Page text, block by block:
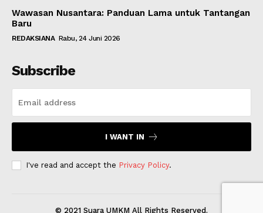
Wawasan Nusantara: Panduan Lama untuk Tantangan
Baru
REDAKSIANA Rabu, 24 Juni 2026
Subscribe
I WANT IN
I've read and accept the Privacy Policy.
© 2021 Suara UMKM All Rights Reserved.